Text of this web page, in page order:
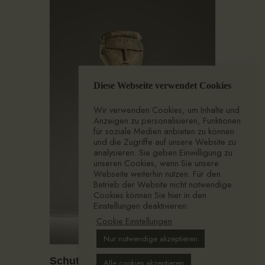
Schutzfigur
Diese Webseite verwendet Cookies
Wir verwenden Cookies, um Inhalte und
Anzeigen zu personalisieren, Funktionen
für soziale Medien anbieten zu können
und die Zugriffe auf unsere Website zu
analysieren. Sie geben Einwilligung zu
unseren Cookies, wenn Sie unsere
Webseite weiterhin nutzen. Für den
Betrieb der Website nicht notwendige
Cookies können Sie hier in den
Einstellungen deaktivieren:
Cookie Einstellungen
Nur notwendige akzeptieren